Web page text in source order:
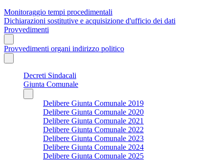
Monitoraggio tempi procedimentali
Dichiarazioni sostitutive e acquisizione d'ufficio dei dati
Provvedimenti
Provvedimenti organi indirizzo politico
Decreti Sindacali
Giunta Comunale
Delibere Giunta Comunale 2019
Delibere Giunta Comunale 2020
Delibere Giunta Comunale 2021
Delibere Giunta Comunale 2022
Delibere Giunta Comunale 2023
Delibere Giunta Comunale 2024
Delibere Giunta Comunale 2025